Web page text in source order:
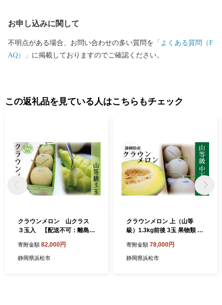
お申し込みに関して
不明点がある場合、お問い合わせの多い質問を 「よくある質問（F
AQ）」 に掲載しておりますのでご確認ください。
この返礼品を見ている人はこちらもチェック
クラウンメロン 山クラス
３玉入 【配送不可：離島】
寄附金額 82,000円
静岡県浜松市
クラウンメロン 上（山等
級）1.3kg前後 3玉 果物類 メ
寄附金額 78,000円
静岡県浜松市